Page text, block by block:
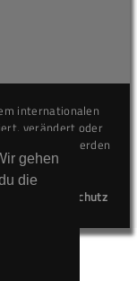
gehen
die
internationalen
verändert oder
Verstöße werden
Datenschutz